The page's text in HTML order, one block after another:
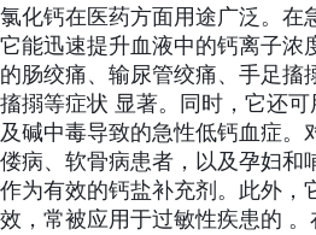
氯化钙在医药方面用途广泛。在
它能迅速提升血液中的钙离子浓
的肠绞痛、输尿管绞痛、手足搐
搐搦等症状 显著。同时，它还
及碱中毒导致的急性低钙血症。
偻病、软骨病患者，以及孕妇和
作为有效的钙盐补充剂。此外，
效，常被应用于过敏性疾患的